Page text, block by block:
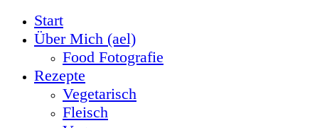
Start
Über Mich (ael)
Food Fotografie
Rezepte
Vegetarisch
Fleisch